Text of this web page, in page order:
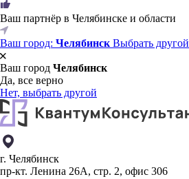
Ваш партнёр в Челябинске и области
Ваш город: Челябинск Выбрать другой
Ваш город Челябинск
Да, все верно
Нет, выбрать другой
г. Челябинск
пр-кт. Ленина 26А, стр. 2, офис 306